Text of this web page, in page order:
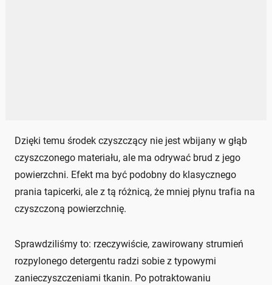
Dzięki temu środek czyszczący nie jest wbijany w głąb
czyszczonego materiału, ale ma odrywać brud z jego
powierzchni. Efekt ma być podobny do klasycznego
prania tapicerki, ale z tą różnicą, że mniej płynu trafia na
czyszczoną powierzchnię.
Sprawdziliśmy to: rzeczywiście, zawirowany strumień
rozpylonego detergentu radzi sobie z typowymi
zanieczyszczeniami tkanin. Po potraktowaniu